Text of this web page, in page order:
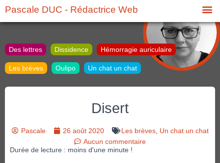
Pascale DUC - Rédactrice Web
Des lettres Dissidence Hémorragie auriculaire
Les brèves Oulipo Un chat un chat
Disert
Pascale 26 août 2020 Les brèves, Un chat un chat
Aucun commentaire
Durée de lecture : moins d'une minute !